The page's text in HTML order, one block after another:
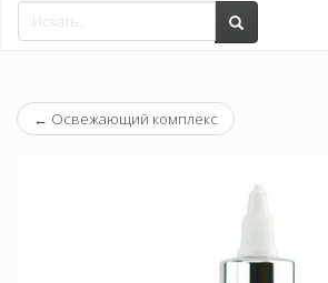
← Освежающий комплекс